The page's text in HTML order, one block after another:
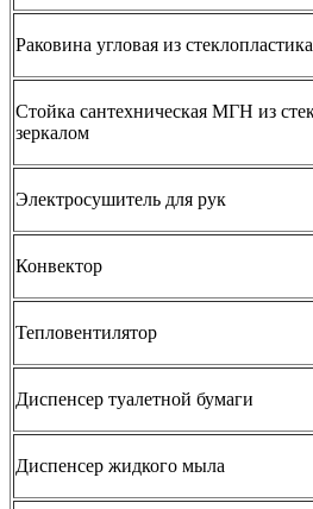
Раковина угловая из стеклопластика
Стойка сантехническая МГН из
зеркалом
Электросушитель для рук
Конвектор
Тепловентилятор
Диспенсер туалетной бумаги
Диспенсер жидкого мыла